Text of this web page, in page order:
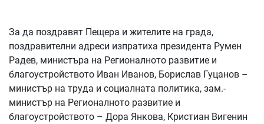
За да поздравят Пещера и жителите на града,
поздравителни адреси изпратиха президента Румен
Радев, министъра на Регионалното развитие и
благоустройството Иван Иванов, Борислав Гуцанов –
министър на труда и социалната политика, зам.-
министър на Регионалното развитие и
благоустройството – Дора Янкова, Кристиан Вигенин